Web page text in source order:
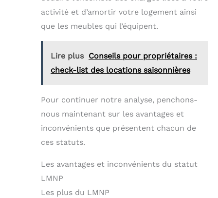
activité et d’amortir votre logement ainsi
que les meubles qui l’équipent.
Lire plus Conseils pour propriétaires :
check-list des locations saisonnières
Pour continuer notre analyse, penchons-
nous maintenant sur les avantages et
inconvénients que présentent chacun de
ces statuts.
Les avantages et inconvénients du statut
LMNP
Les plus du LMNP